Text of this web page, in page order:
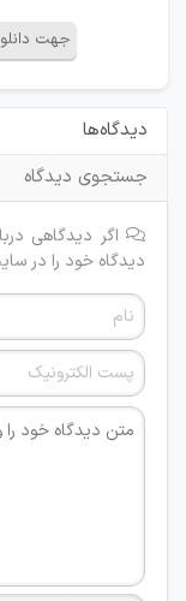
جهت
دیدگاه‌ها
جستجوی دیدگاه
اگر دیدگاهی
دیدگاه خود را در